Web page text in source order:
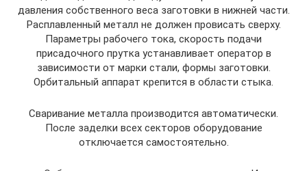
давления собственного веса заготовки в нижней части.
Расплавленный металл не должен провисать сверху.
Параметры рабочего тока, скорость подачи
присадочного прутка устанавливает оператор в
зависимости от марки стали, формы заготовки.
Орбитальный аппарат крепится в области стыка.
Сваривание металла производится автоматически.
После заделки всех секторов оборудование
отключается самостоятельно.